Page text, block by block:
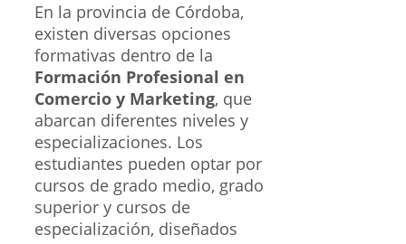
En la provincia de Córdoba,
existen diversas opciones
formativas dentro de la
Formación Profesional en
Comercio y Marketing, que
abarcan diferentes niveles y
especializaciones. Los
estudiantes pueden optar por
cursos de grado medio, grado
superior y cursos de
especialización, diseñados